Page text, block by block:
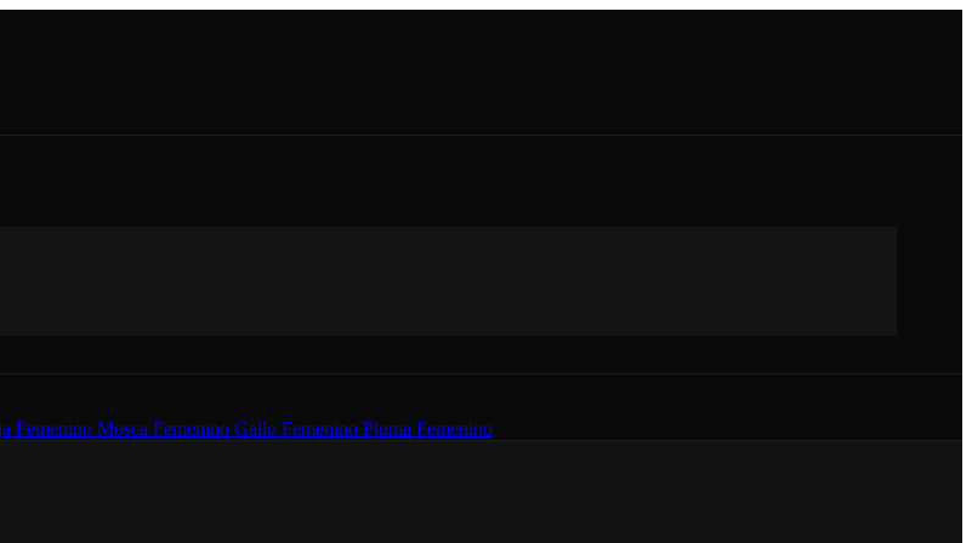
Femenino Mosca Femenino Gallo Femenino Pluma Femenino